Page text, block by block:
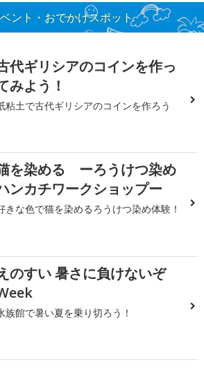
ント・おでかけスポット
代ギリシアのコインを作っ
みよう！
粘土で古代ギリシアのコインを作ろう
を染める ーろうけつ染め
ンカチワークショップー
きな色で猫を染めるろうけつ染め体験！
のすい 暑さに負けないぞ
族館で暑い夏を乗り切ろう！